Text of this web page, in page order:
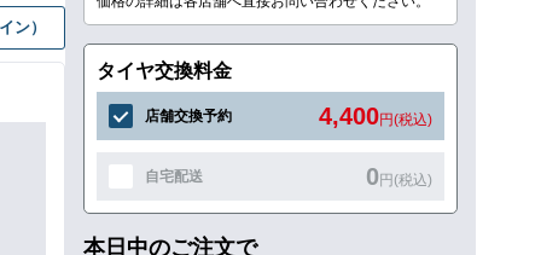
ン）
タイヤ交換料金
店舗交換予約 4,400円(税込)
自宅配送 0円(税込)
本日中のご注文で